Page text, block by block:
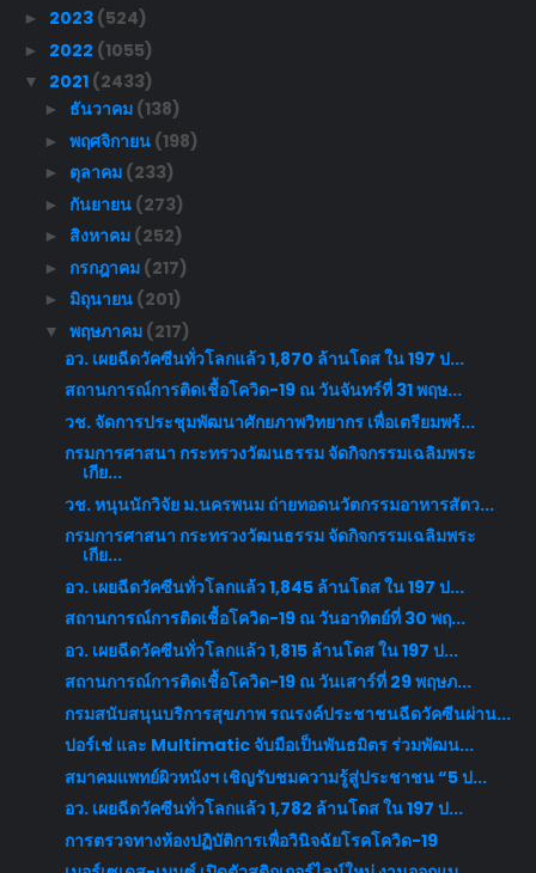
► 2023 (524)
► 2022 (1055)
▼ 2021 (2433)
► ธันวาคม (138)
► พฤศจิกายน (198)
► ตุลาคม (233)
► กันยายน (273)
► สิงหาคม (252)
► กรกฎาคม (217)
► มิถุนายน (201)
▼ พฤษภาคม (217)
อว. เผยฉีดวัคซีนทั่วโลกแล้ว 1,870 ล้านโดส ใน 197 ป...
สถานการณ์การติดเชื้อโควิด-19 ณ วันจันทร์ที่ 31 พฤษ...
วช. จัดการประชุมพัฒนาศักยภาพวิทยากร เพื่อเตรียมพร้...
กรมการศาสนา กระทรวงวัฒนธรรม จัดกิจกรรมเฉลิมพระ
เกีย...
วช. หนุนนักวิจัย ม.นครพนม ถ่ายทอดนวัตกรรมอาหารสัตว...
กรมการศาสนา กระทรวงวัฒนธรรม จัดกิจกรรมเฉลิมพระ
เกีย...
อว. เผยฉีดวัคซีนทั่วโลกแล้ว 1,845 ล้านโดส ใน 197 ป...
สถานการณ์การติดเชื้อโควิด-19 ณ วันอาทิตย์ที่ 30 พฤ...
อว. เผยฉีดวัคซีนทั่วโลกแล้ว 1,815 ล้านโดส ใน 197 ป...
สถานการณ์การติดเชื้อโควิด-19 ณ วันเสาร์ที่ 29 พฤษภ...
กรมสนับสนุนบริการสุขภาพ รณรงค์ประชาชนฉีดวัคซีนผ่าน...
ปอร์เช่ และ Multimatic จับมือเป็นพันธมิตร ร่วมพัฒน...
สมาคมแพทย์ผิวหนังฯ เชิญรับชมความรู้สู่ประชาชน “5 ป...
อว. เผยฉีดวัคซีนทั่วโลกแล้ว 1,782 ล้านโดส ใน 197 ป...
การตรวจทางห้องปฏิบัติการเพื่อวินิจฉัยโรคโควิด-19